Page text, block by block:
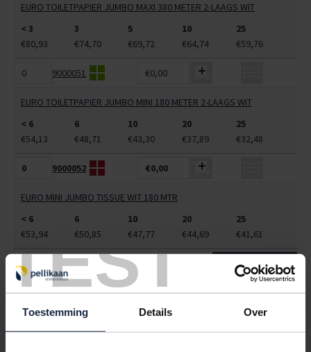
TEST
Toestemming Details Over
EURO TOILETPAPIER JUMBO MAXI 380 METER 2-LAAGS WIT
< 3
3 5 10
25
€80,93
€74,70 €69,72 €64,74 €59,76
9000051 €0,00
EURO TOILETPAPIER JUMBO MINI 180 METER 2-LAAGS WIT
< 6
6 10 20
25
€54,13
€48,71 €43,30 €37,89 €32,48
9000052 €0,00
EURO MINI JUMBO TISSUE WIT 180 MTR
< 6
6 10 20
25
€53,94
€50,85 €47,77 €44,69 €41,61
ALLES BESTELLEN
Hoe werkt een bestellijst?
Wanneer u bent ingelogd, kunt u een eigen bestellijst maken.